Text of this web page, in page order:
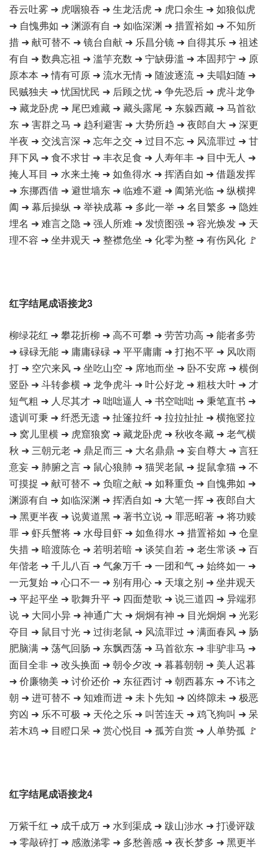
吞云吐雾 ➜ 虎咽狼吞 ➜ 生龙活虎 ➜ 虎口余生 ➜ 如狼似虎
➜ 自愧弗如 ➜ 渊源有自 ➜ 如临深渊 ➜ 措置裕如 ➜ 不知所
措 ➜ 献可替不 ➜ 镜台自献 ➜ 乐昌分镜 ➜ 自得其乐 ➜ 祖述
有自 ➜ 数典忘祖 ➜ 滥竽充数 ➜ 宁缺毋滥 ➜ 本固邦宁 ➜ 原
原本本 ➜ 情有可原 ➜ 流水无情 ➜ 随波逐流 ➜ 夫唱妇随 ➜
民贼独夫 ➜ 忧国忧民 ➜ 后顾之忧 ➜ 争先恐后 ➜ 虎斗龙争
➜ 藏龙卧虎 ➜ 尾巴难藏 ➜ 藏头露尾 ➜ 东躲西藏 ➜ 马首欲
东 ➜ 害群之马 ➜ 趋利避害 ➜ 大势所趋 ➜ 夜郎自大 ➜ 深更
半夜 ➜ 交浅言深 ➜ 忘年之交 ➜ 过目不忘 ➜ 风流罪过 ➜ 甘
拜下风 ➜ 食不求甘 ➜ 丰衣足食 ➜ 人寿年丰 ➜ 目中无人 ➜
掩人耳目 ➜ 水来土掩 ➜ 如鱼得水 ➜ 挥洒自如 ➜ 借题发挥
➜ 东挪西借 ➜ 避世墙东 ➜ 临难不避 ➜ 阖第光临 ➜ 纵横捭
阖 ➜ 幕后操纵 ➜ 举袂成幕 ➜ 多此一举 ➜ 名目繁多 ➜ 隐姓
埋名 ➜ 难言之隐 ➜ 强人所难 ➜ 发愤图强 ➜ 容光焕发 ➜ 天
理不容 ➜ 坐井观天 ➜ 整襟危坐 ➜ 化零为整 ➜ 有伤风化 🚩
红字结尾成语接龙3
柳绿花红 ➜ 攀花折柳 ➜ 高不可攀 ➜ 劳苦功高 ➜ 能者多劳
➜ 碌碌无能 ➜ 庸庸碌碌 ➜ 平平庸庸 ➜ 打抱不平 ➜ 风吹雨
打 ➜ 空穴来风 ➜ 坐吃山空 ➜ 席地而坐 ➜ 卧不安席 ➜ 横倒
竖卧 ➜ 斗转参横 ➜ 龙争虎斗 ➜ 叶公好龙 ➜ 粗枝大叶 ➜ 才
短气粗 ➜ 人尽其才 ➜ 咄咄逼人 ➜ 书空咄咄 ➜ 秉笔直书 ➜
遗训可秉 ➜ 纤悉无遗 ➜ 扯篷拉纤 ➜ 拉拉扯扯 ➜ 横拖竖拉
➜ 窝儿里横 ➜ 虎窟狼窝 ➜ 藏龙卧虎 ➜ 秋收冬藏 ➜ 老气横
秋 ➜ 三朝元老 ➜ 鼎足而三 ➜ 大名鼎鼎 ➜ 妄自尊大 ➜ 言狂
意妄 ➜ 肺腑之言 ➜ 鼠心狼肺 ➜ 猫哭老鼠 ➜ 捉鼠拿猫 ➜ 不
可摸捉 ➜ 献可替不 ➜ 负暄之献 ➜ 如释重负 ➜ 自愧弗如 ➜
渊源有自 ➜ 如临深渊 ➜ 挥洒自如 ➜ 大笔一挥 ➜ 夜郎自大
➜ 黑更半夜 ➜ 说黄道黑 ➜ 著书立说 ➜ 罪恶昭著 ➜ 将功赎
罪 ➜ 虾兵蟹将 ➜ 水母目虾 ➜ 如鱼得水 ➜ 措置裕如 ➜ 仓皇
失措 ➜ 暗渡陈仓 ➜ 若明若暗 ➜ 谈笑自若 ➜ 老生常谈 ➜ 百
年偕老 ➜ 千儿八百 ➜ 气象万千 ➜ 一团和气 ➜ 始终如一 ➜
一元复始 ➜ 心口不一 ➜ 别有用心 ➜ 天壤之别 ➜ 坐井观天
➜ 平起平坐 ➜ 歌舞升平 ➜ 四面楚歌 ➜ 说三道四 ➜ 异端邪
说 ➜ 大同小异 ➜ 神通广大 ➜ 炯炯有神 ➜ 目光炯炯 ➜ 光彩
夺目 ➜ 鼠目寸光 ➜ 过街老鼠 ➜ 风流罪过 ➜ 满面春风 ➜ 肠
肥脑满 ➜ 荡气回肠 ➜ 东飘西荡 ➜ 马首欲东 ➜ 非驴非马 ➜
面目全非 ➜ 改头换面 ➜ 朝令夕改 ➜ 暮暮朝朝 ➜ 美人迟暮
➜ 价廉物美 ➜ 讨价还价 ➜ 东征西讨 ➜ 朝西暮东 ➜ 不讳之
朝 ➜ 进可替不 ➜ 知难而进 ➜ 未卜先知 ➜ 凶终隙未 ➜ 极恶
穷凶 ➜ 乐不可极 ➜ 天伦之乐 ➜ 叫苦连天 ➜ 鸡飞狗叫 ➜ 呆
若木鸡 ➜ 目瞪口呆 ➜ 赏心悦目 ➜ 孤芳自赏 ➜ 人单势孤 🚩
红字结尾成语接龙4
万紫千红 ➜ 成千成万 ➜ 水到渠成 ➜ 跋山涉水 ➜ 打谩评跋
➜ 零敲碎打 ➜ 感激涕零 ➜ 多愁善感 ➜ 夜长梦多 ➜ 黑更半